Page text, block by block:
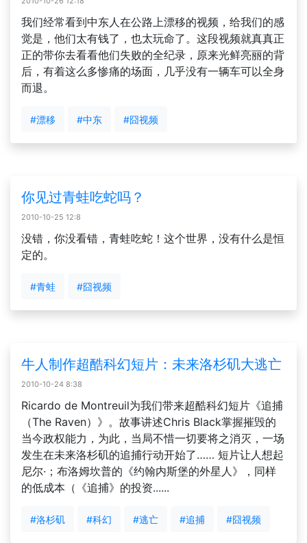
我们经常看到中东人在公路上漂移的视频，给我们的感
觉是，他们太有钱了，也太玩命了。这段视频就真真正
正的带你去看看他们失败的全纪录，原来光鲜亮丽的背
后，有着这么多惨痛的场面，几乎没有一辆车可以全身
而退。
#漂移 #中东 #囧视频
你见过青蛙吃蛇吗？
2010-10-25 12:8
没错，你没看错，青蛙吃蛇！这个世界，没有什么是恒
定的。
#青蛙 #囧视频
牛人制作超酷科幻短片：未来洛杉矶大逃亡
2010-10-24 8:38
Ricardo de Montreuil为我们带来超酷科幻短片《追捕
（The Raven）》。故事讲述Chris Black掌握摧毁的
当今政权能力，为此，当局不惜一切要将之消灭，一场
发生在未来洛杉矶的追捕行动开始了…… 短片让人想起
尼尔·；布洛姆坎普的《约翰内斯堡的外星人》，同样
的低成本（《追捕》的投资......
#洛杉矶 #科幻 #逃亡 #追捕 #囧视频